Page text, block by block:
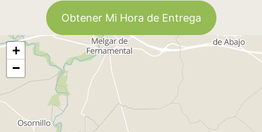
Obtener Mi Hora de Entrega
+
−